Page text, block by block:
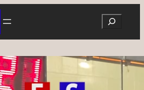
Search